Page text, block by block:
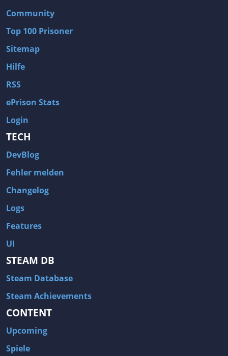
Community
Top 100 Prisoner
Sitemap
Hilfe
RSS
ePrison Stats
Login
TECH
DevBlog
Fehler melden
Changelog
Logs
Features
UI
STEAM DB
Steam Database
Steam Achievements
CONTENT
Upcoming
Spiele